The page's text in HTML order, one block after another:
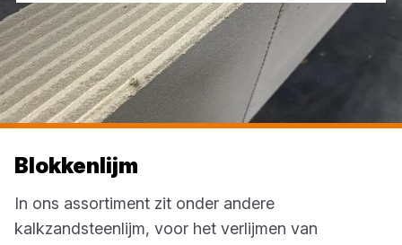
Blokkenlijm
In ons assortiment zit onder andere
kalkzandsteenlijm, voor het verlijmen van